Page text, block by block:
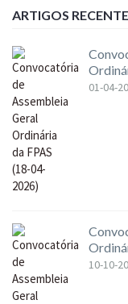
ARTIGOS
01-04-
10-10-